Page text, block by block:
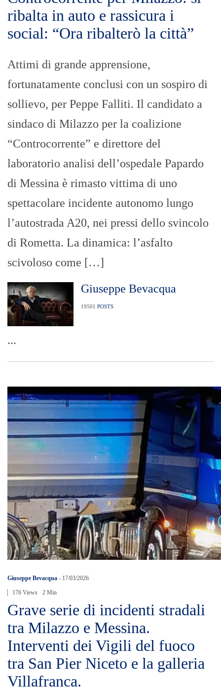
ribalta in auto e rassicura i
social: “Ora ribalterò la città”
Attimi di grande apprensione,
fortunatamente conclusi con un sospiro di
sollievo, per Peppe Falliti. Il candidato a
sindaco di Milazzo per la coalizione
“Controcorrente” e direttore del
laboratorio analisi dell’ospedale Papardo
di Messina è rimasto vittima di uno
spettacolare incidente autonomo lungo
l’autostrada A20, nei pressi dello svincolo
di Rometta. La dinamica: l’asfalto
scivoloso come […]
Giuseppe Bevacqua
19501 POSTS
...
Giuseppe Bevacqua - 17/03/2026
176 Views 2 Min
Grave serie di incidenti stradali
tra Milazzo e Messina.
Interventi dei Vigili del fuoco
tra San Pier Niceto e la galleria
Villafranca.